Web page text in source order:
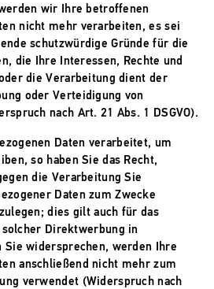
wir Ihre betroffenen
nicht mehr verarbeiten, es sei
schutzwürdige Gründe für die
die Ihre Interessen, Rechte und
die Verarbeitung dient der
oder Verteidigung von
nach Art. 21 Abs. 1 DSGVO).
Daten verarbeitet, um
so haben Sie das Recht,
die Verarbeitung Sie
Daten zum Zwecke
dies gilt auch für das
Direktwerbung in
Sie widersprechen, werden Ihre
anschließend nicht mehr zum
verwendet (Widerspruch nach